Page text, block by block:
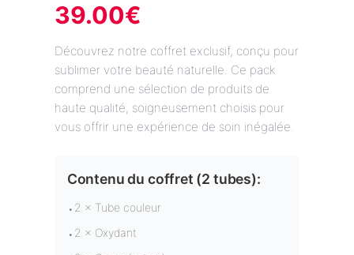
39.00€
Découvrez notre coffret exclusif, conçu pour
sublimer votre beauté naturelle. Ce pack
comprend une sélection de produits de
haute qualité, soigneusement choisis pour
vous offrir une expérience de soin inégalée.
Contenu du coffret (2 tubes):
• 2 × Tube couleur
• 2 × Oxydant